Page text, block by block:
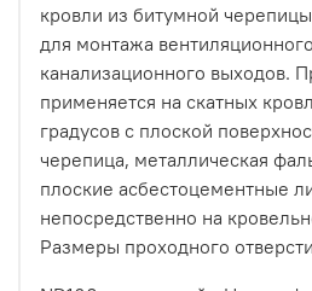
кровли из битумной
для монтажа
канализационного выходов.
применяется на скатных
градусов с плоской
черепица, металлическая
плоские асбестоцементные
непосредственно на
Размеры проходного